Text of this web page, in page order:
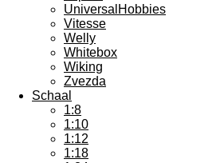
UniversalHobbies
Vitesse
Welly
Whitebox
Wiking
Zvezda
Schaal
1:8
1:10
1:12
1:18